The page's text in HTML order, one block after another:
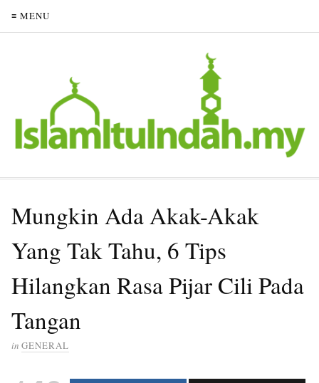
≡ MENU
Mungkin Ada Akak-Akak
Yang Tak Tahu, 6 Tips
Hilangkan Rasa Pijar Cili Pada
Tangan
in GENERAL